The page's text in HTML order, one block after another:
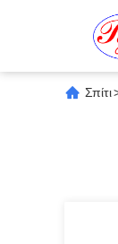
Σπίτι